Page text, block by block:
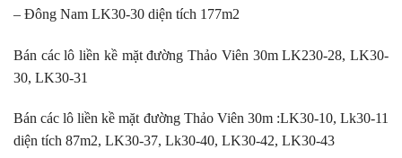
– Đông Nam LK30-30 diện tích 177m2
Bán các lô liền kề mặt đường Thảo Viên 30m LK230-28, LK30-
30, LK30-31
Bán các lô liền kề mặt đường Thảo Viên 30m :LK30-10, Lk30-11
diện tích 87m2, LK30-37, Lk30-40, LK30-42, LK30-43